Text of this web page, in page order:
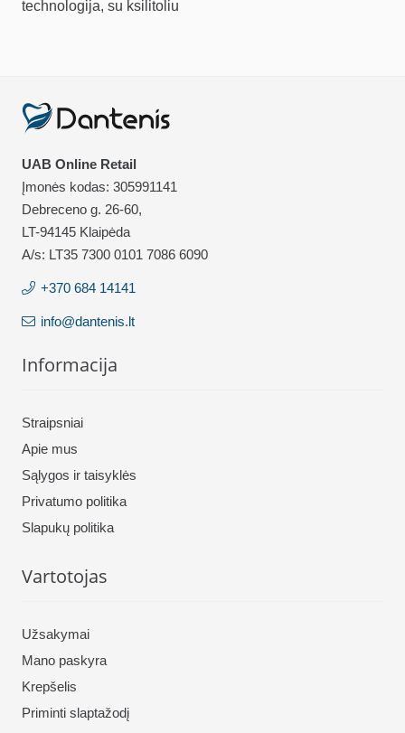
technologija, su ksilitoliu
UAB Online Retail
Įmonės kodas: 305991141
Debreceno g. 26-60,
LT-94145 Klaipėda
A/s: LT35 7300 0101 7086 6090
+370 684 14141
info@dantenis.lt
Informacija
Straipsniai
Apie mus
Sąlygos ir taisyklės
Privatumo politika
Slapukų politika
Vartotojas
Užsakymai
Mano paskyra
Krepšelis
Priminti slaptažodį